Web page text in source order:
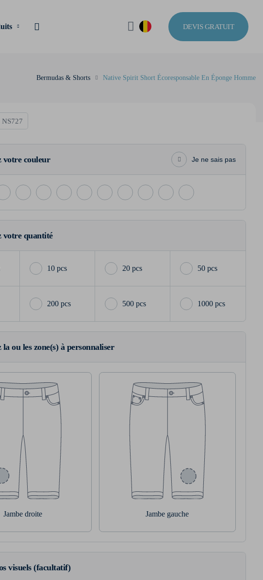
DEVIS GRATUIT
Bermudas & Shorts Native Spirit Short Écoresponsable En Éponge Homme
NS727
votre couleur Je ne sais pas
votre quantité
10 pcs 20 pcs 50 pcs
200 pcs 500 pcs 1000 pcs
la ou les zone(s) à personnaliser
Jambe droite Jambe gauche
visuels (facultatif)